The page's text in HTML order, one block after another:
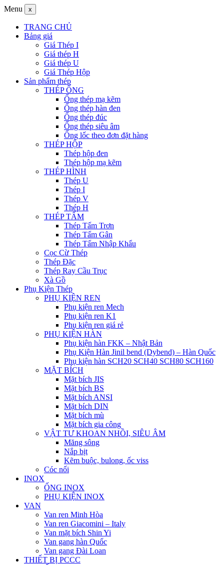
Menu x
TRANG CHỦ
Bảng giá
Giá Thép I
Giá thép H
Giá thép U
Giá Thép Hộp
Sản phẩm thép
THÉP ỐNG
Ống thép mạ kẽm
Ống thép hàn đen
Ống thép đúc
Ống thép siêu âm
Ống lốc theo đơn đặt hàng
THÉP HỘP
Thép hộp đen
Thép hộp mạ kẽm
THÉP HÌNH
Thép U
Thép I
Thép V
Thép H
THÉP TẤM
Thép Tấm Trơn
Thép Tấm Gân
Thép Tấm Nhập Khẩu
Cọc Cừ Thép
Thép Đặc
Thép Ray Cầu Trục
Xà Gồ
Phụ Kiện Thép
PHỤ KIỆN REN
Phụ kiện ren Mech
Phụ kiện ren K1
Phụ kiện ren giá rẻ
PHỤ KIỆN HÀN
Phụ kiện hàn FKK – Nhật Bản
Phụ Kiện Hàn Jinil bend (Dybend) – Hàn Quốc
Phụ kiện hàn SCH20 SCH40 SCH80 SCH160
MẶT BÍCH
Mặt bích JIS
Mặt bích BS
Mặt bích ANSI
Mặt bích DIN
Mặt bích mù
Mặt bích gia công
VẬT TƯ KHOAN NHỒI, SIÊU ÂM
Măng sông
Nắp bịt
Kẽm buộc, bulong, ốc viss
Cóc nối
INOX
ỐNG INOX
PHỤ KIỆN INOX
VAN
Van ren Minh Hòa
Van ren Giacomini – Italy
Van mặt bích Shin Yi
Van gang hàn Quốc
Van gang Đài Loan
THIẾT BỊ PCCC